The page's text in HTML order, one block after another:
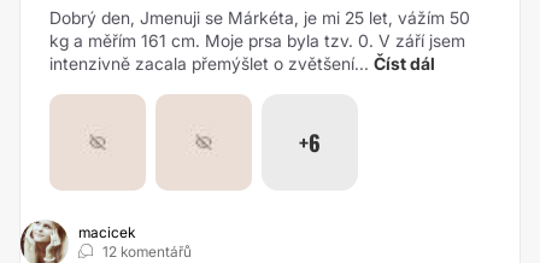
Dobrý den, Jmenuji se Márkéta, je mi 25 let, vážím 50
kg a měřím 161 cm. Moje prsa byla tzv. 0. V září jsem
intenzivně zacala přemýšlet o zvětšení... Číst dál
+6
macicek
12 komentářů